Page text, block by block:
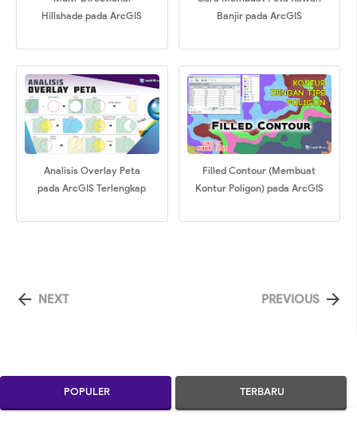
Hillshade pada ArcGIS
Banjir pada ArcGIS
Analisis Overlay Peta
pada ArcGIS Terlengkap
Filled Contour (Membuat
Kontur Poligon) pada ArcGIS
 NEXT 
PREVIOUS
POPULER TERBARU